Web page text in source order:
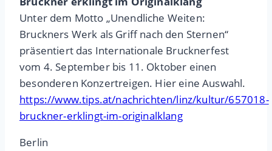
Unter dem Motto „Unendliche Weiten:
Bruckners Werk als Griff nach den Sternen“
präsentiert das Internationale Brucknerfest
vom 4. September bis 11. Oktober einen
besonderen Konzertreigen. Hier eine Auswahl.
https://www.tips.at/nachrichten/linz/kultur/657018-
bruckner-erklingt-im-originalklang
Berlin